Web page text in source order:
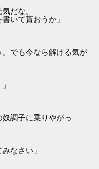
だな。
いて貰おうか」
でも今なら解ける気が
調子に乗りやがっ
なさい」